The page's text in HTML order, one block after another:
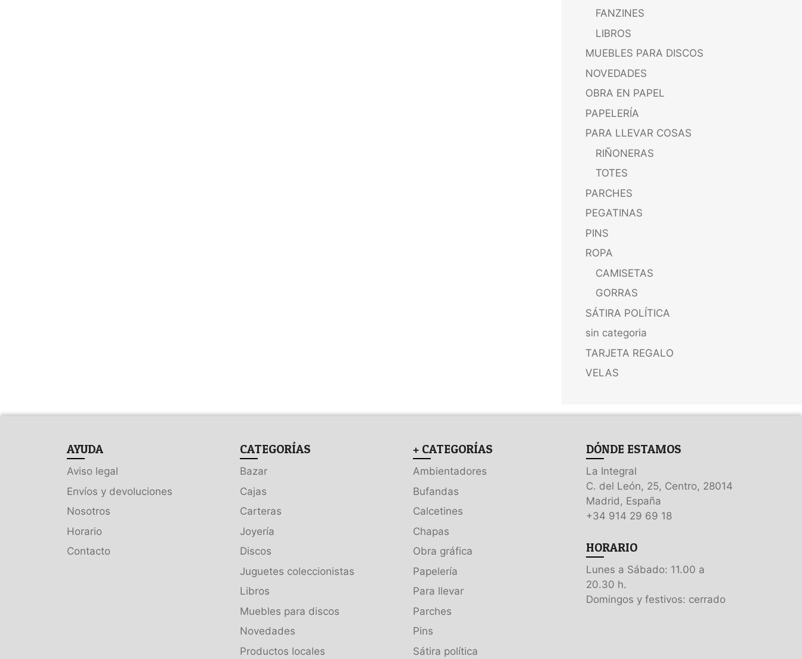
FANZINES
LIBROS
MUEBLES PARA DISCOS
NOVEDADES
OBRA EN PAPEL
PAPELERÍA
PARA LLEVAR COSAS
RIÑONERAS
TOTES
PARCHES
PEGATINAS
PINS
ROPA
CAMISETAS
GORRAS
SÁTIRA POLÍTICA
sin categoria
TARJETA REGALO
VELAS
AYUDA
Aviso legal
Envíos y devoluciones
Nosotros
Horario
Contacto
CATEGORÍAS
Bazar
Cajas
Carteras
Joyería
Discos
Juguetes coleccionistas
Libros
Muebles para discos
Novedades
Productos locales
+ CATEGORÍAS
Ambientadores
Bufandas
Calcetines
Chapas
Obra gráfica
Papelería
Para llevar
Parches
Pins
Sátira política
DÓNDE ESTAMOS
La Integral
C. del León, 25, Centro, 28014
Madrid, España
+34 914 29 69 18
HORARIO
Lunes a Sábado: 11.00 a
20.30 h.
Domingos y festivos: cerrado